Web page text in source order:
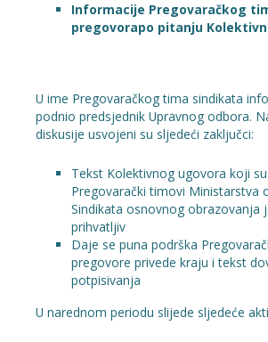
Informacije Pregovaračkog
pregovorapo pitanju
U ime Pregovaračkog tima sindikata
podnio predsjednik Upravnog odbora.
diskusije usvojeni su sljedeći zaključci:
Tekst Kolektivnog ugovora koji
Pregovarački timovi Ministarstva
Sindikata osnovnog obrazovanja
prihvatljiv
Daje se puna podrška
pregovore privede kraju i tekst
potpisivanja
U narednom periodu slijede sljedeće